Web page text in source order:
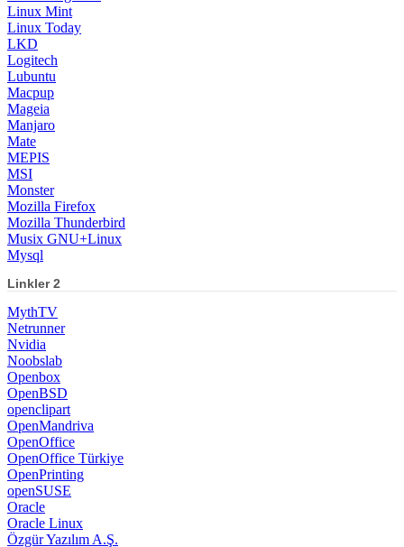
Linux Mint
Linux Today
LKD
Logitech
Lubuntu
Macpup
Mageia
Manjaro
Mate
MEPIS
MSI
Monster
Mozilla Firefox
Mozilla Thunderbird
Musix GNU+Linux
Mysql
Linkler 2
MythTV
Netrunner
Nvidia
Noobslab
Openbox
OpenBSD
openclipart
OpenMandriva
OpenOffice
OpenOffice Türkiye
OpenPrinting
openSUSE
Oracle
Oracle Linux
Özgür Yazılım A.Ş.